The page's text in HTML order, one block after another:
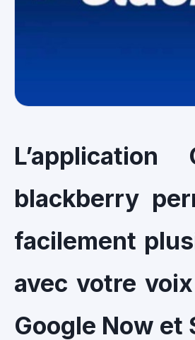
blackberry
facilement
avec votre
Google Now et